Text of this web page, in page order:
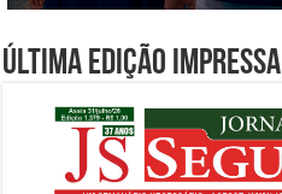
Última edição impressa